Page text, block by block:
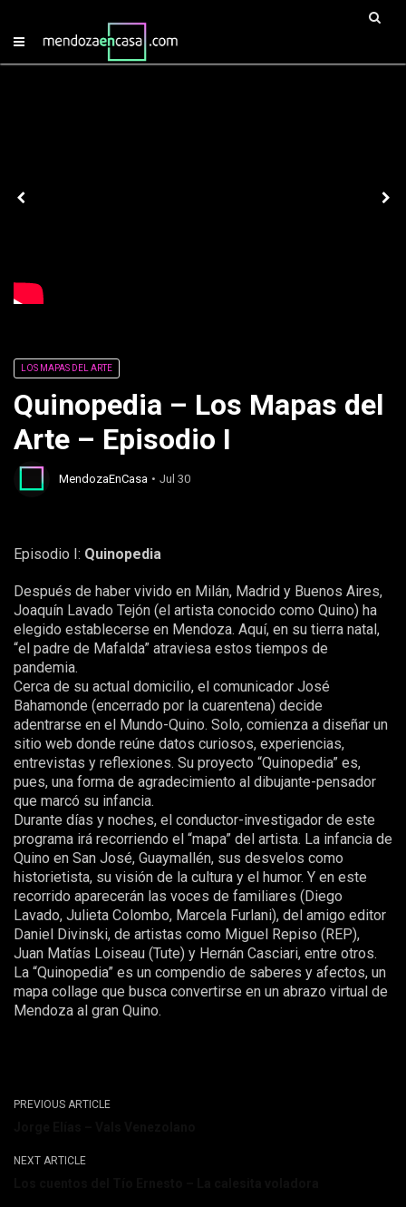
LOS MAPAS DEL ARTE
Quinopedia – Los Mapas del
Arte – Episodio I
MendozaEnCasa Jul 30
Episodio I: Quinopedia
Después de haber vivido en Milán, Madrid y Buenos Aires,
Joaquín Lavado Tejón (el artista conocido como Quino) ha
elegido establecerse en Mendoza. Aquí, en su tierra natal,
“el padre de Mafalda” atraviesa estos tiempos de
pandemia.
Cerca de su actual domicilio, el comunicador José
Bahamonde (encerrado por la cuarentena) decide
adentrarse en el Mundo-Quino. Solo, comienza a diseñar un
sitio web donde reúne datos curiosos, experiencias,
entrevistas y reflexiones. Su proyecto “Quinopedia” es,
pues, una forma de agradecimiento al dibujante-pensador
que marcó su infancia.
Durante días y noches, el conductor-investigador de este
programa irá recorriendo el “mapa” del artista. La infancia de
Quino en San José, Guaymallén, sus desvelos como
historietista, su visión de la cultura y el humor. Y en este
recorrido aparecerán las voces de familiares (Diego
Lavado, Julieta Colombo, Marcela Furlani), del amigo editor
Daniel Divinski, de artistas como Miguel Repiso (REP),
Juan Matías Loiseau (Tute) y Hernán Casciari, entre otros.
La “Quinopedia” es un compendio de saberes y afectos, un
mapa collage que busca convertirse en un abrazo virtual de
Mendoza al gran Quino.
PREVIOUS ARTICLE
NEXT ARTICLE